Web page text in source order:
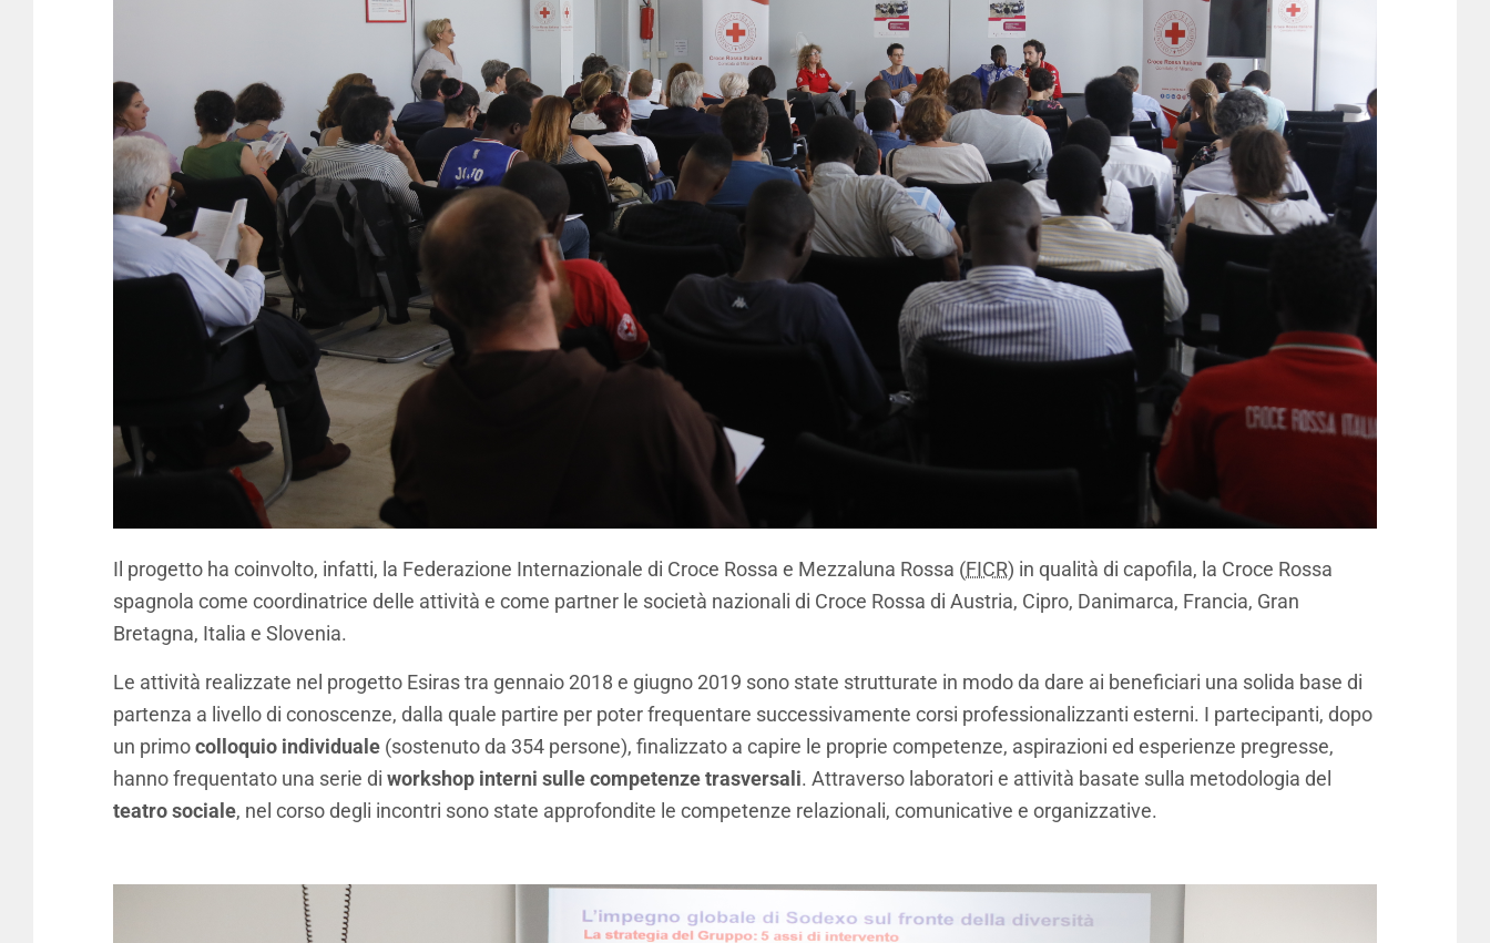
Il progetto ha coinvolto, infatti, la Federazione Internazionale di Croce Rossa e Mezzaluna Rossa (FICR) in qualità di capofila, la Croce Rossa
spagnola come coordinatrice delle attività e come partner le società nazionali di Croce Rossa di Austria, Cipro, Danimarca, Francia, Gran
Bretagna, Italia e Slovenia.
Le attività realizzate nel progetto Esiras tra gennaio 2018 e giugno 2019 sono state strutturate in modo da dare ai beneficiari una solida base di
partenza a livello di conoscenze, dalla quale partire per poter frequentare successivamente corsi professionalizzanti esterni. I partecipanti, dopo
un primocolloquio individuale (sostenuto da 354 persone), finalizzato a capire le proprie competenze, aspirazioni ed esperienze pregresse,
hanno frequentato una serie di workshop interni sulle competenze trasversali. Attraverso laboratori e attività basate sulla metodologia del
teatro sociale, nel corso degli incontri sono state approfondite le competenze relazionali, comunicative e organizzative.